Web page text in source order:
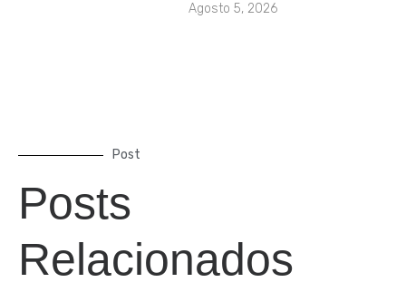
Agosto 5, 2026
Post
Posts
Relacionados